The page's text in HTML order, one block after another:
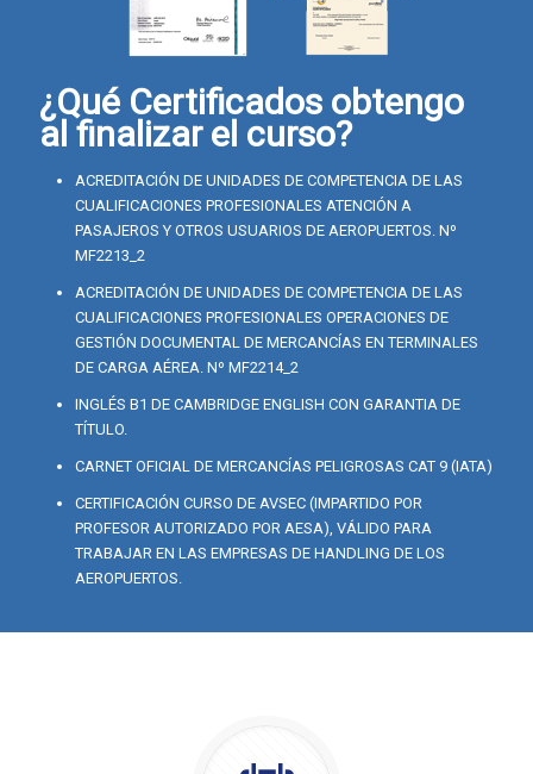
¿Qué Certificados obtengo
al finalizar el curso?
ACREDITACIÓN DE UNIDADES DE COMPETENCIA DE LAS
CUALIFICACIONES PROFESIONALES ATENCIÓN A
PASAJEROS Y OTROS USUARIOS DE AEROPUERTOS. Nº
MF2213_2
ACREDITACIÓN DE UNIDADES DE COMPETENCIA DE LAS
CUALIFICACIONES PROFESIONALES OPERACIONES DE
GESTIÓN DOCUMENTAL DE MERCANCÍAS EN TERMINALES
DE CARGA AÉREA. Nº MF2214_2
INGLÉS B1 DE CAMBRIDGE ENGLISH CON GARANTIA DE
TÍTULO.
CARNET OFICIAL DE MERCANCÍAS PELIGROSAS CAT 9 (IATA)
CERTIFICACIÓN CURSO DE AVSEC (IMPARTIDO POR
PROFESOR AUTORIZADO POR AESA), VÁLIDO PARA
TRABAJAR EN LAS EMPRESAS DE HANDLING DE LOS
AEROPUERTOS.